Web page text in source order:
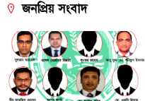
জনপ্রিয় সংবাদ